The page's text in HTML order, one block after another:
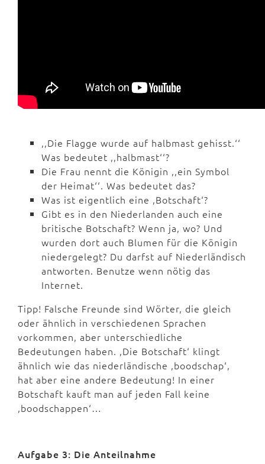
,,Die Flagge wurde auf halbmast gehisst.‘‘
Was bedeutet ,,halbmast‘‘?
Die Frau nennt die Königin ,,ein Symbol
der Heimat‘‘. Was bedeutet das?
Was ist eigentlich eine ,Botschaft‘?
Gibt es in den Niederlanden auch eine
britische Botschaft? Wenn ja, wo? Und
wurden dort auch Blumen für die Königin
niedergelegt? Du darfst auf Niederländisch
antworten. Benutze wenn nötig das
Internet.
Tipp! Falsche Freunde sind Wörter, die gleich
oder ähnlich in verschiedenen Sprachen
vorkommen, aber unterschiedliche
Bedeutungen haben. ,Die Botschaft‘ klingt
ähnlich wie das niederländische ,boodschap‘,
hat aber eine andere Bedeutung! In einer
Botschaft kauft man auf jeden Fall keine
,boodschappen‘…
Aufgabe 3: Die Anteilnahme